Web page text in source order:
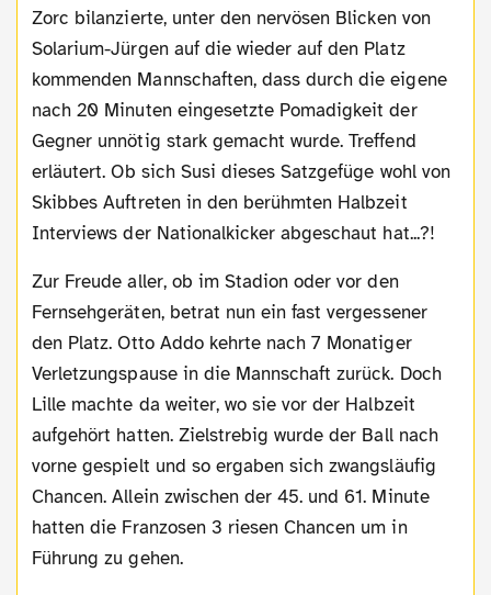
Zorc bilanzierte, unter den nervösen Blicken von
Solarium-Jürgen auf die wieder auf den Platz
kommenden Mannschaften, dass durch die eigene
nach 20 Minuten eingesetzte Pomadigkeit der
Gegner unnötig stark gemacht wurde. Treffend
erläutert. Ob sich Susi dieses Satzgefüge wohl von
Skibbes Auftreten in den berühmten Halbzeit
Interviews der Nationalkicker abgeschaut hat...?!
Zur Freude aller, ob im Stadion oder vor den
Fernsehgeräten, betrat nun ein fast vergessener
den Platz. Otto Addo kehrte nach 7 Monatiger
Verletzungspause in die Mannschaft zurück. Doch
Lille machte da weiter, wo sie vor der Halbzeit
aufgehört hatten. Zielstrebig wurde der Ball nach
vorne gespielt und so ergaben sich zwangsläufig
Chancen. Allein zwischen der 45. und 61. Minute
hatten die Franzosen 3 riesen Chancen um in
Führung zu gehen.